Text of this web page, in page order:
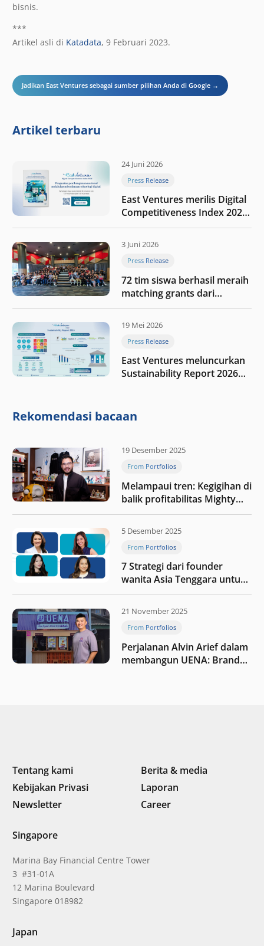
bisnis.
***
Artikel asli di Katadata, 9 Februari 2023.
Jadikan East Ventures sebagai sumber pilihan Anda di Google →
Artikel terbaru
24 Juni 2026
Press Release
East Ventures merilis Digital
Competitiveness Index 2026,
menyoroti fase transformasi
digital Indonesia selanjutnya
3 Juni 2026
Press Release
72 tim siswa berhasil meraih
matching grants dari
program My First $1000
19 Mei 2026
Press Release
East Ventures meluncurkan
Sustainability Report 2026
nilai melalui kedisiplinan”
Rekomendasi bacaan
19 Desember 2025
From Portfolios
Melampaui tren: Kegigihan di
balik profitabilitas Mighty
Jaxx
5 Desember 2025
From Portfolios
7 Strategi dari founder
wanita Asia Tenggara untuk
tetap relevan di tengah
perubahan dunia
perdagangan
21 November 2025
From Portfolios
Perjalanan Alvin Arief dalam
membangun UENA : Brand
Tentang kami
Berita & media
Kebijakan Privasi
Laporan
Newsletter
Career
Singapore
Marina Bay Financial Centre Tower
3 #31-01A
12 Marina Boulevard
Singapore 018982
Japan